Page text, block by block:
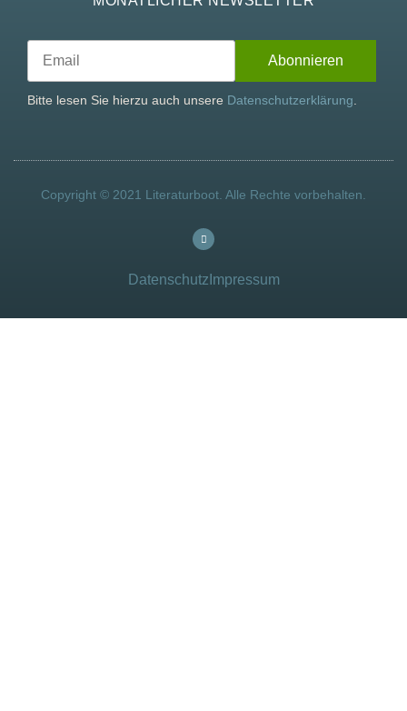
Bitte lesen Sie hierzu auch unsere Datenschutzerklärung
Copyright © 2021 Literaturboot. Alle Rechte vorbehalten.
Datenschutz Impressum